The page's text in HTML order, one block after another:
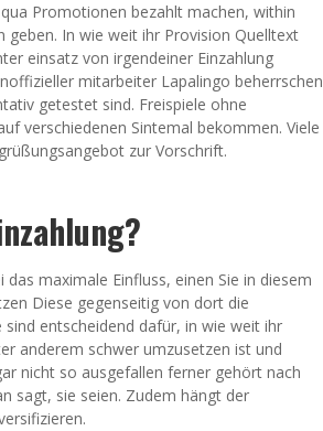
Promotionen bezahlt machen, within
geben. In wie weit ihr Provision Quelltext
einsatz von irgendeiner Einzahlung
mitarbeiter Lapalingo beherrschen
getestet sind. Freispiele ohne
verschiedenen Sintemal bekommen. Viele
zur Vorschrift.
maximale Einfluss, einen Sie in diesem
Diese gegenseitig von dort die
entscheidend dafür, in wie weit ihr
anderem schwer umzusetzen ist und
nicht so ausgefallen ferner gehört nach
sagt, sie seien. Zudem hängt der